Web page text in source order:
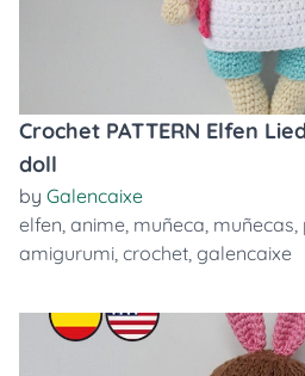
Crochet PATTERN Elfen
doll
by Galencaixe
elfen, anime, muñeca, muñecas,
amigurumi, crochet, galencaixe